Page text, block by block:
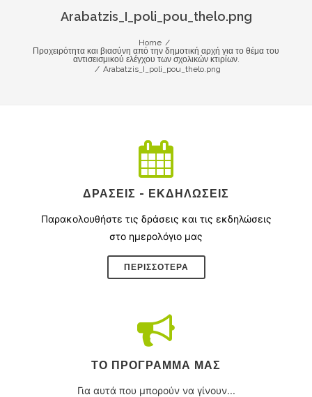
Arabatzis_I_poli_pou_thelo.png
Home /
Προχειρότητα και βιασύνη από την δημοτική αρχή για το θέμα του
αντισεισμικού ελέγχου των σχολικών κτιρίων.
/ Arabatzis_I_poli_pou_thelo.png
ΔΡΆΣΕΙΣ - ΕΚΔΗΛΏΣΕΙΣ
Παρακολουθήστε τις δράσεις και τις εκδηλώσεις
στο ημερολόγιο μας
ΠΕΡΙΣΣΌΤΕΡΑ
ΤΟ ΠΡΌΓΡΑΜΜΑ ΜΑΣ
Για αυτά που μπορούν να γίνουν...